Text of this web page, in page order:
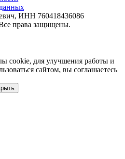
ИНН 760418436086
права защищены.
cookie, для улучшения работы и
сайтом, вы соглашаетесь